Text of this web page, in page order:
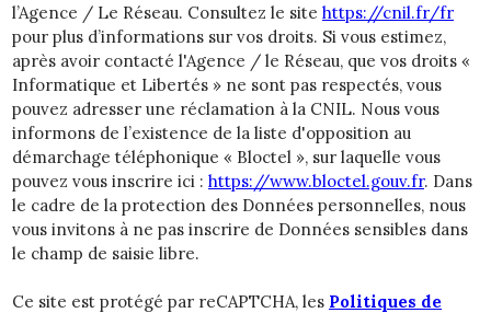
l’Agence / Le Réseau. Consultez le site https://cnil.fr/fr
pour plus d’informations sur vos droits. Si vous estimez,
après avoir contacté l'Agence / le Réseau, que vos droits «
Informatique et Libertés » ne sont pas respectés, vous
pouvez adresser une réclamation à la CNIL. Nous vous
informons de l’existence de la liste d'opposition au
démarchage téléphonique « Bloctel », sur laquelle vous
pouvez vous inscrire ici : https://www.bloctel.gouv.fr. Dans
le cadre de la protection des Données personnelles, nous
vous invitons à ne pas inscrire de Données sensibles dans
le champ de saisie libre.
Ce site est protégé par reCAPTCHA, les Politiques de